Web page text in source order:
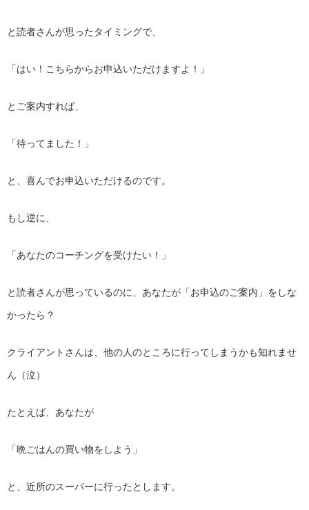
と読者さんが思ったタイミングで、
「はい！こちらからお申込いただけますよ！」
とご案内すれば、
「待ってました！」
と、喜んでお申込いただけるのです。
もし逆に、
「あなたのコーチングを受けたい！」
と読者さんが思っているのに、あなたが「お申込のご案内」をしな
かったら？
クライアントさんは、他の人のところに行ってしまうかも知れませ
ん（泣）
たとえば、あなたが
「晩ごはんの買い物をしよう」
と、近所のスーパーに行ったとします。